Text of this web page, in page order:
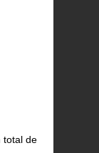
total de